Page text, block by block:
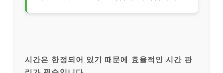
시간은 한정되어 있기 때문에 효율적인 시간 관